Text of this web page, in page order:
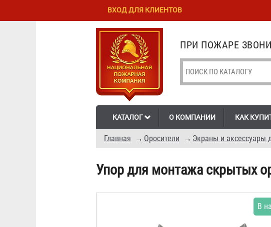
Перейти к
содержанию
Skip to
ПРИ ПОЖАРЕ
КАТАЛОГ О КОМПАНИИ КАК
Главная → Оросители → Экраны и аксессуары
ВХОД ДЛЯ КЛИЕНТОВ
Упор для монтажа скрытых
В